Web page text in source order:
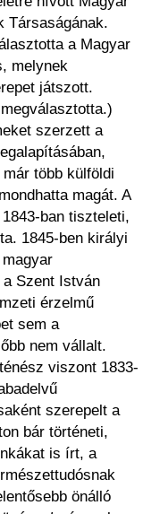
Társaságának.
a Magyar
melynek
játszott.
szerzett a
több külföldi
magát. A
ban tiszteleti,
1845-ben királyi
Szent István
érzelmű
sem a
nem vállalt.
viszont 1833-
szerepelt a
bár történeti,
is írt, a
önálló